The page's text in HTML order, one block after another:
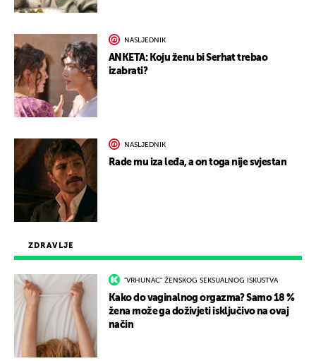
ZDRAVLJE
"VRHUNAC" ŽENSKOG SEKSUALNOG ISKUSTVA
Kako do vaginalnog orgazma? Samo 18 %
žena može ga doživjeti isključivo na ovaj
način
NASLJEDNIK
ANKETA: Koju ženu bi Serhat trebao
izabrati?
NASLJEDNIK
Rade mu iza leđa, a on toga nije svjestan